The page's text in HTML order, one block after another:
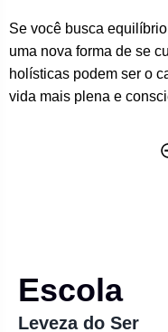
Se você busca
uma nova forma de se
holísticas podem ser o
vida mais plena e
Escola
Leveza do Ser